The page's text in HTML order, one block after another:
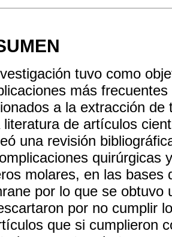
tuvo como
más
a la extracción
literatura de artículos
una revisión
quirúrgicas
molares, en las bases
por lo que se
por no cumplir
que si cumplieron